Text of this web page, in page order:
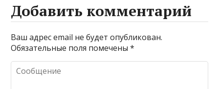
Добавить комментарий
Ваш адрес email не будет опубликован.
Обязательные поля помечены*